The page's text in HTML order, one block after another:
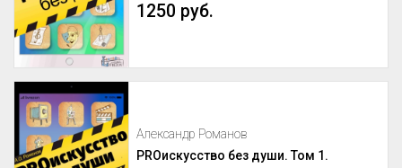
1250 руб.
Александр Романов
PROискусство без души. Том 1.